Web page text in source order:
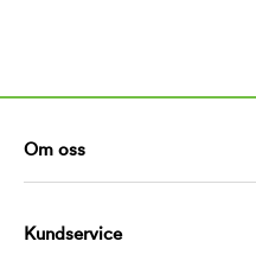
Om oss
Kundservice